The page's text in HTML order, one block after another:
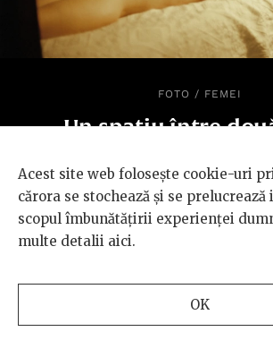
FOTO / FEMEI
„Un spațiu între
Cuvinciuc vorbește
care ne ține
Acest site web folosește cookie-uri
cărora se stochează și se
scopul îmbunătățirii experienței
multe detalii aici.
OK